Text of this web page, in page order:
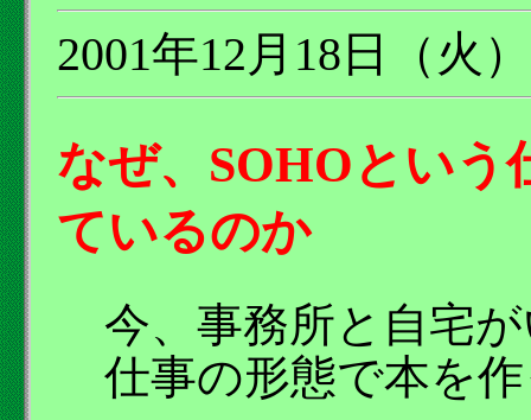
2001年12月18日（火）
なぜ、SOHOという
ているのか
今、事務所と自宅
仕事の形態で本を